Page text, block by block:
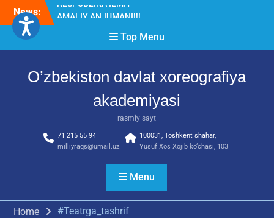
Skip
content
News:
Diqqat e’lon!
2026” tadbiri bo‘lib o‘tdi
RESPUBLIKA ILMIY-
Top Menu
O’zbekiston davlat xoreografiya
akademiyasi
rasmiy sayt
71 215 55 94
milliyraqs@umail.uz
100031, Toshkent shahar,
Yusuf Xos Xojib ko‘chasi, 103
Menu
Home #Teatrga_tashrif